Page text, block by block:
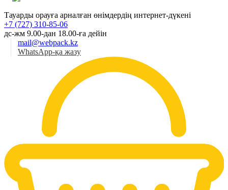
Тауарды орауға арналған өнімдердің интернет-дүкені
+7 (727) 310-85-06
дс-жм 9.00-дан 18.00-ға дейін
mail@webpack.kz
WhatsApp-қа жазу